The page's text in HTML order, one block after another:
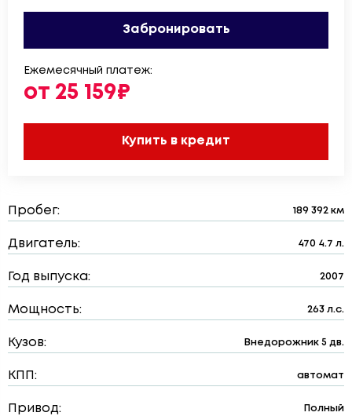
Забронировать
Ежемесячный платеж:
от 25 159₽
Купить в кредит
Пробег: 189 392 км
Двигатель: 470 4.7 л.
Год выпуска: 2007
Мощность: 263 л.с.
Кузов: Внедорожник 5 дв.
КПП: автомат
Привод: Полный